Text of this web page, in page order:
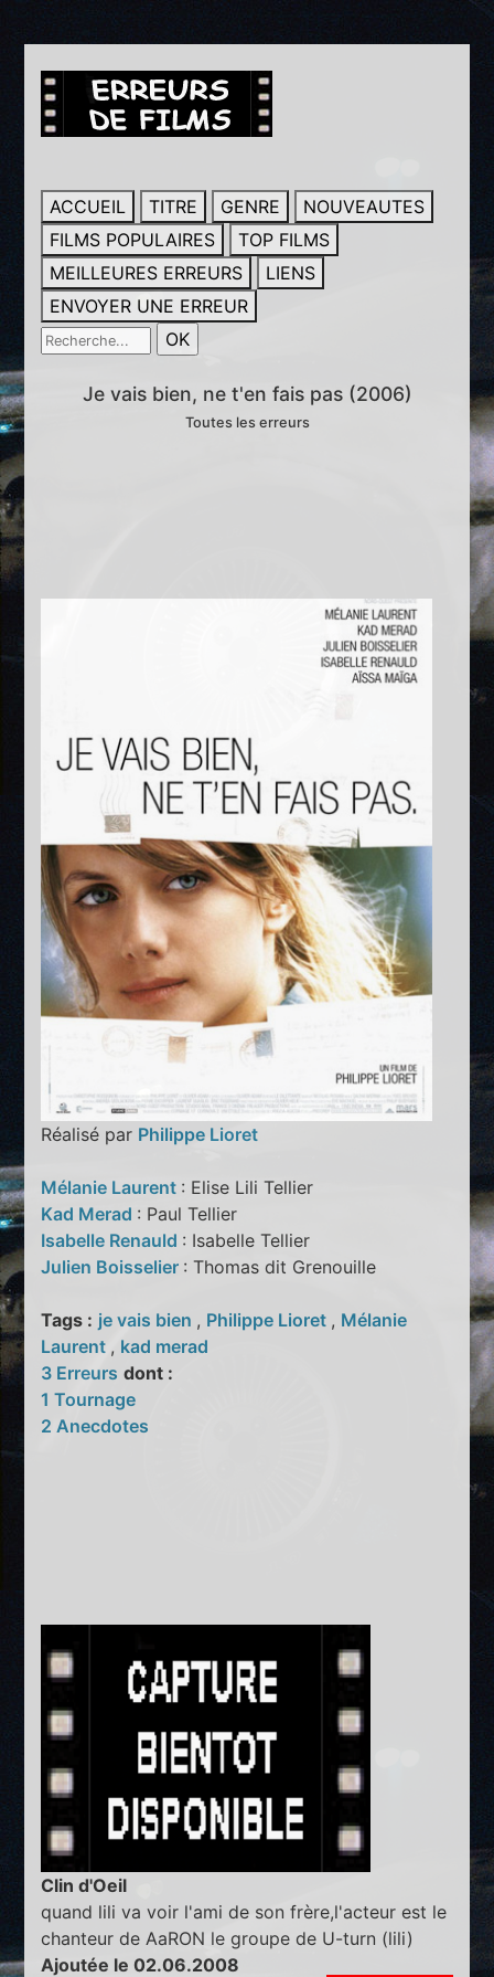
ACCUEIL TITRE GENRE
NOUVEAUTES
FILMS POPULAIRES
TOP FILMS
MEILLEURES ERREURS
LIENS
ENVOYER UNE ERREUR
Je vais bien, ne t'en fais pas (2006)
Toutes les erreurs
Réalisé par Philippe Lioret
Mélanie Laurent : Elise Lili Tellier
Kad Merad : Paul Tellier
Isabelle Renauld : Isabelle Tellier
Julien Boisselier : Thomas dit Grenouille
Tags : je vais bien , Philippe Lioret , Mélanie
Laurent , kad merad
3 Erreurs dont :
1 Tournage
2 Anecdotes
Clin d'Oeil
quand lili va voir l'ami de son frère,l'acteur est le
chanteur de AaRON le groupe de U-turn (lili)
Ajoutée le 02.06.2008